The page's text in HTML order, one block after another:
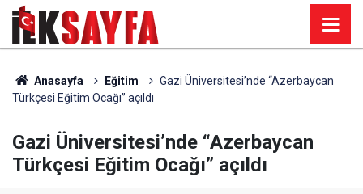
Anasayfa Eğitim
Gazi Üniversitesi’nde “Azerbaycan
Türkçesi Eğitim Ocağı” açıldı
Gazi Üniversitesi’nde “Azerbaycan
Türkçesi Eğitim Ocağı” açıldı